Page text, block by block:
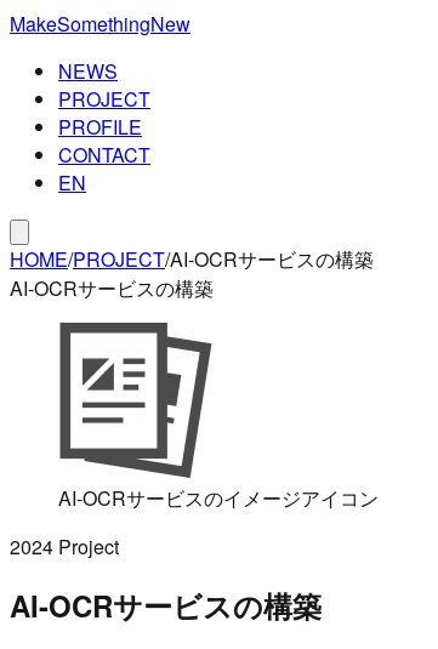
MakeSomethingNew
NEWS
PROJECT
PROFILE
CONTACT
EN
HOME/PROJECT/AI-OCRサービスの構築
AI-OCRサービスの構築
AI-OCRサービスのイメージアイコン
2024 Project
AI-OCRサービスの構築